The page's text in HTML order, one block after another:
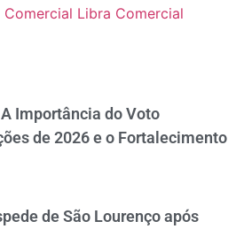
Comercial Libra Comercial
Importância do Voto
de 2026 e o Fortalecimento
de São Lourenço após